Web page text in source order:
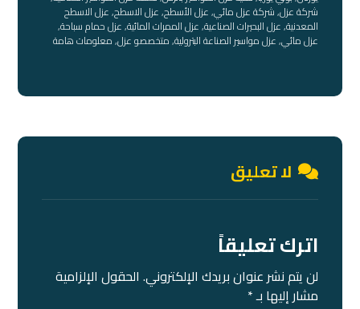
شركة عزل,شركة عزل مائي,عزل الأسطح,عزل الاسطح,عزل الاسطح
المعدنية,عزل البحيرات الصناعية,عزل الممرات المائية,عزل حمام سباحة,
عزل مائي,عزل مواسير الصناعة البترولية,متخصصو عزل,معلومات هامة
لا تعليق
اترك تعليقاً
لن يتم نشر عنوان بريدك الإلكتروني. الحقول الإلزامية
مشار إليها بـ*